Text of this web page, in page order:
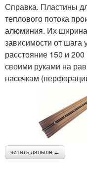
Справка. Пластины
теплового потока
алюминия. Их ширина
зависимости от шага
расстояние 150 и
своими руками на
насечкам
читать дальше →